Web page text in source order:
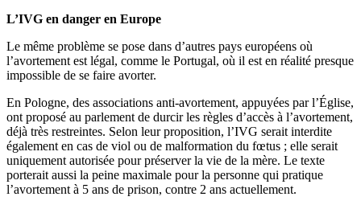
L’IVG en danger en Europe
Le même problème se pose dans d’autres pays européens où
l’avortement est légal, comme le Portugal, où il est en réalité presque
impossible de se faire avorter.
En Pologne, des associations anti-avortement, appuyées par l’Église,
ont proposé au parlement de durcir les règles d’accès à l’avortement,
déjà très restreintes. Selon leur proposition, l’IVG serait interdite
également en cas de viol ou de malformation du fœtus ; elle serait
uniquement autorisée pour préserver la vie de la mère. Le texte
porterait aussi la peine maximale pour la personne qui pratique
l’avortement à 5 ans de prison, contre 2 ans actuellement.